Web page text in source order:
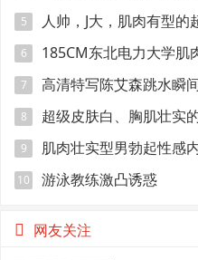
来：但我还有性欲
5 人帅，J大，肌肉有型的
6
185CM东北电力大学肌
吗
7
高清特写陈艾森跳水瞬
来的
8 超级皮肤白、胸肌壮实
9 肌肉壮实型男勃起性感
10 游泳教练激凸诱惑
网友关注